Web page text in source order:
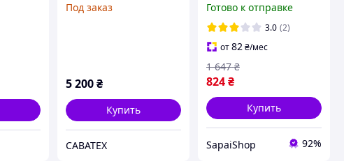
насест из деревянных
Под заказ
5 200 ₴
Купить
САВАТЕХ
птиц курей кролей UV
стойкая защитное
полотно полипропилен
Готово к отправке
3.0 (2)
от82₴/мес
824₴
1 647 ₴
Купить
SapaiShop 92%